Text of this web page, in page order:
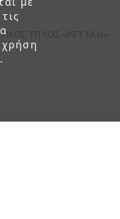
ΤΙΤΛΟΣ «PET FAN»